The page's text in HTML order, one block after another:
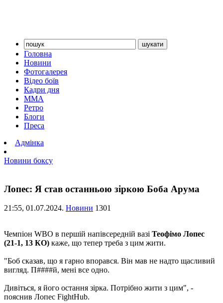
Головна
Новини
Фотогалерея
Відео боїв
Кадри дня
ММА
Ретро
Блоги
Преса
Адмінка
Новини боксу
Лопес: Я став останньою зіркою Боба Арума
21:55, 01.07.2024. Новини 1301
Чемпіон WBO в першій напівсередній вазі Теофімо Лопес
(21-1, 13 КО) каже, що тепер треба з цим жити.
"Боб сказав, що я гарно впорався. Він мав не надто щасливий
вигляд. П####й, мені все одно.
Дивіться, я його остання зірка. Потрібно жити з цим", -
пояснив Лопес FightHub.